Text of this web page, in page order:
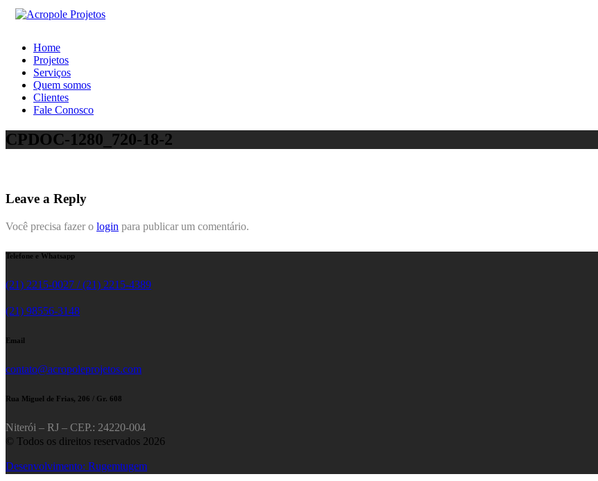
Home
Projetos
Serviços
Quem somos
Clientes
Fale Conosco
CPDOC-1280_720-18-2
Leave a Reply
Você precisa fazer o login para publicar um comentário.
Telefone e Whatsapp
(21) 2215-0027 / (21) 2215-4389
(21) 98556-3148
Email
contato@acropoleprojetos.com
Rua Miguel de Frias, 206 / Gr. 608
Niterói – RJ – CEP.: 24220-004
© Todos os direitos reservados 2026
Desenvolvimento: Rugemtugem